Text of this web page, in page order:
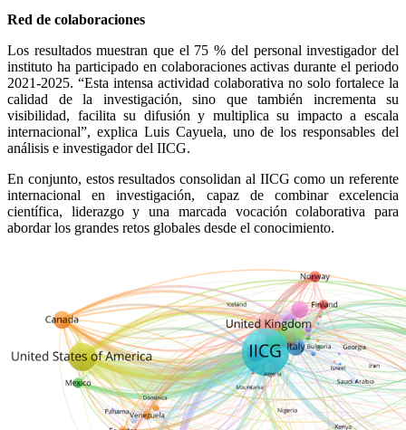
Red de colaboraciones
Los resultados muestran que el 75 % del personal investigador del
instituto ha participado en colaboraciones activas durante el periodo
2021-2025. “Esta intensa actividad colaborativa no solo fortalece la
calidad de la investigación, sino que también incrementa su
visibilidad, facilita su difusión y multiplica su impacto a escala
internacional”, explica Luis Cayuela, uno de los responsables del
análisis e investigador del IICG.
En conjunto, estos resultados consolidan al IICG como un referente
internacional en investigación, capaz de combinar excelencia
científica, liderazgo y una marcada vocación colaborativa para
abordar los grandes retos globales desde el conocimiento.